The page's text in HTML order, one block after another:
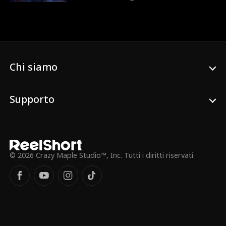
Jarred Harper Daniela Couso
Avery Lynch
Kourtney George
iversitario
Eroina Forte
Isabella De Souza
William capisce di aver licenziato la
Chi siamo
Supporto
© 2026 Crazy Maple Studio™, Inc. Tutti i diritti riservati.